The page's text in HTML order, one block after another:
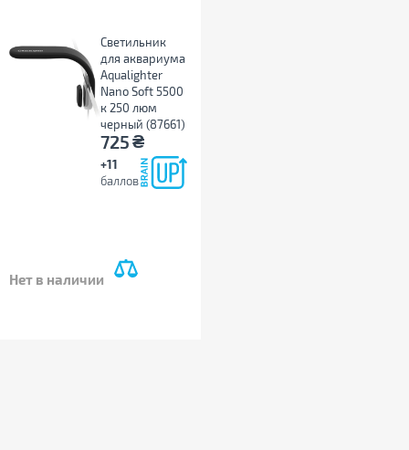
Светильник
для аквариума
Aqualighter
Nano Soft 5500
к 250 люм
черный (87661)
725₴
+11
баллов
Нет в наличии